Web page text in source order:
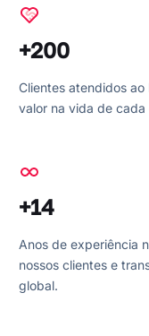
+200
Clientes atendidos
valor na vida de cada
+14
Anos de experiência
nossos clientes e
global.